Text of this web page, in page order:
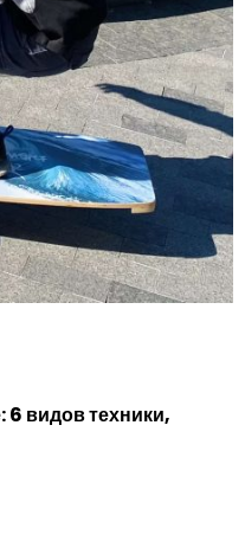
6 видов техники,